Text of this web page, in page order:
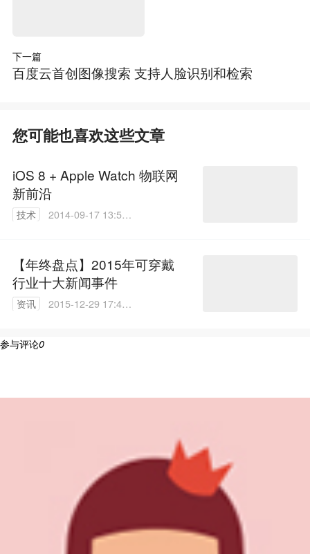
下一篇
百度云首创图像搜索 支持人脸识别和检索
您可能也喜欢这些文章
iOS 8 + Apple Watch 物联网
新前沿
技术
2014-09-17 13:50:
【年终盘点】2015年可穿戴
行业十大新闻事件
资讯
2015-12-29 17:41:
参与评论0